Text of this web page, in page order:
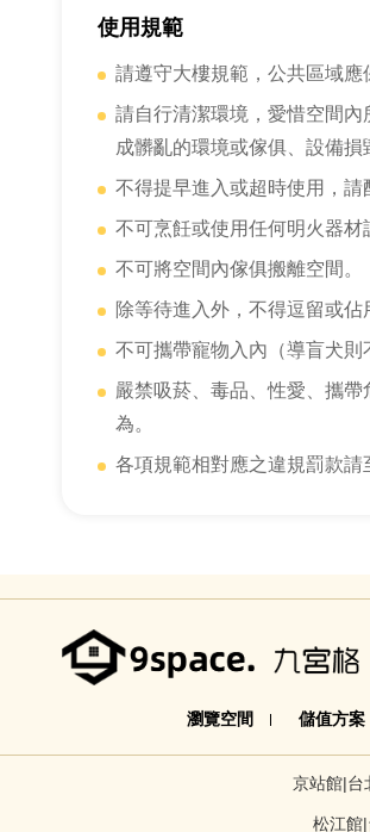
使用規範
請遵守大樓規範，公共區域應
請自行清潔環境，愛惜空間
成髒亂的環境或傢俱、設備損
不得提早進入或超時使用，請
不可烹飪或使用任何明火器材
不可將空間內傢俱搬離空間。
除等待進入外，不得逗留或佔
不可攜帶寵物入內（導盲犬則
嚴禁吸菸、毒品、性愛、攜
為。
各項規範相對應之違規罰款請
瀏覽空間 儲值方案
京站館|台
松江館